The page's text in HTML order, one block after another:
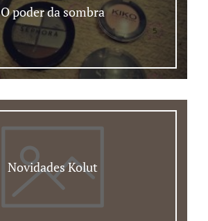
O poder da sombra
Novidades Kolut